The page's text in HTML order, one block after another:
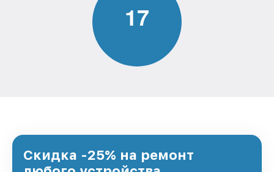
17
Скидка -25% на ремонт